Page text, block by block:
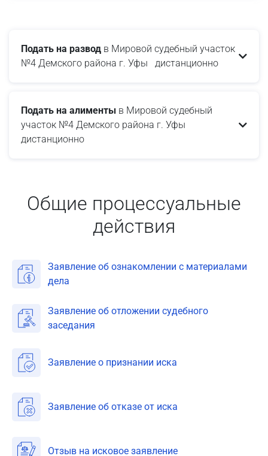
Подать на развод в Мировой судебный участок
№4 Демского района г. Уфы дистанционно
Подать на алименты в Мировой судебный
участок №4 Демского района г. Уфы
дистанционно
Общие процессуальные
действия
Заявление об ознакомлении с материалами
дела
Заявление об отложении судебного
заседания
Заявление о признании иска
Заявление об отказе от иска
Отзыв на исковое заявление